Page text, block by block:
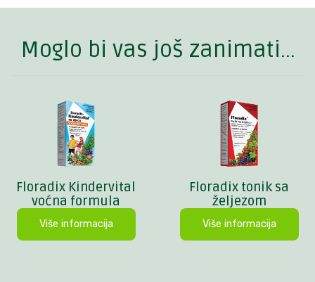
Moglo bi vas još zanimati...
Floradix Kindervital
voćna formula
Više informacija
Floradix tonik sa
željezom
Više informacija